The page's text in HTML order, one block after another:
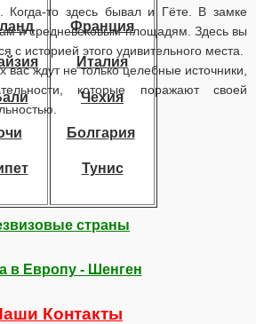
Когда-то здесь бывал и Гёте. В замке
и средневековым площадям. Здесь вы
с историей этого удивительного места.
вас ждут не только целебные источники,
которые поражают своей
Франция
Италия
Чехия
Болгария
Тунис
страны
в Европу - Шенген
Контакты